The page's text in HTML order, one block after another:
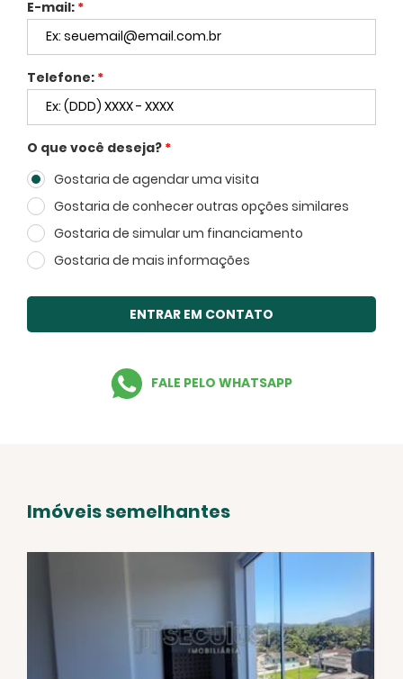
FECHAR
Facebook Twitter
E-mail: *
Telefone: *
O que você deseja? *
Gostaria de agendar uma visita
Gostaria de conhecer outras opções similares
Gostaria de simular um financiamento
Gostaria de mais informações
ENTRAR EM CONTATO
FALE PELO WHATSAPP
Voltar
Imóveis semelhantes